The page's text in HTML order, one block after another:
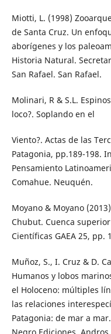
Miotti, L. (1998)
de Santa Cruz. Un
aborígenes y los
Historia Natural.
San Rafael. San Rafael.
Molinari, R & S.L.
loco?. Soplando en el
Viento?. Actas de las
Patagonia, pp.189-198.
Pensamiento
Comahue. Neuquén.
Moyano & Moyano
Chubut. Cuenca
Científicas GAEA 25, pp.
Muñoz, S., I. Cruz & D.
Humanos y lobos
el Holoceno: múltiples
las relaciones
Patagonia: de mar a
Negro Ediciones.